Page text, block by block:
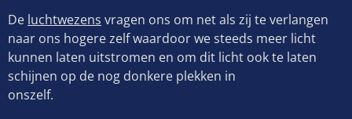
De luchtwezens vragen ons om net als zij te verlangen
naar ons hogere zelf waardoor we steeds meer licht
kunnen laten uitstromen en om dit licht ook te laten
schijnen op de nog donkere plekken in
onszelf.